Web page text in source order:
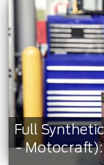
Full
- Motocraft):